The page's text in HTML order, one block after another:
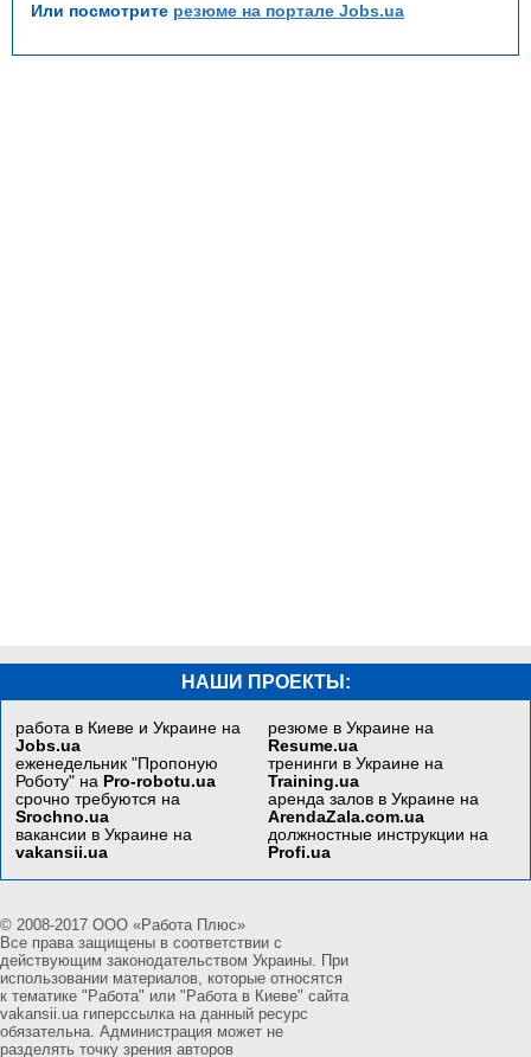
Или посмотрите резюме на портале Jobs.ua
НАШИ ПРОЕКТЫ:
работа в Киеве и Украине на
Jobs.ua
еженедельник "Пропоную
Роботу" на Pro-robotu.ua
срочно требуются на
Srochno.ua
вакансии в Украине на
vakansii.ua
резюме в Украине на
Resume.ua
тренинги в Украине на
Training.ua
аренда залов в Украине на
ArendaZala.com.ua
должностные инструкции на
Profi.ua
© 2008-2017 ООО «Работа Плюс»
Все права защищены в соответствии с
действующим законодательством Украины. При
использовании материалов, которые относятся
к тематике "Работа" или "Работа в Киеве" сайта
vakansii.ua гиперссылка на данный ресурс
обязательна. Администрация может не
разделять точку зрения авторов